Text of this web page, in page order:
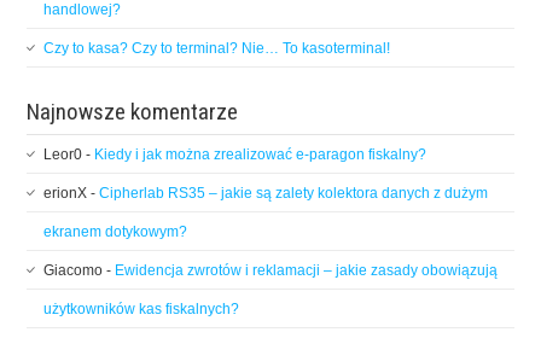
handlowej?
Czy to kasa? Czy to terminal? Nie… To kasoterminal!
Najnowsze komentarze
Leor0 - Kiedy i jak można zrealizować e-paragon fiskalny?
erionX -Cipherlab RS35 – jakie są zalety kolektora danych z dużym
ekranem dotykowym?
Giacomo - Ewidencja zwrotów i reklamacji – jakie zasady obowiązują
użytkowników kas fiskalnych?